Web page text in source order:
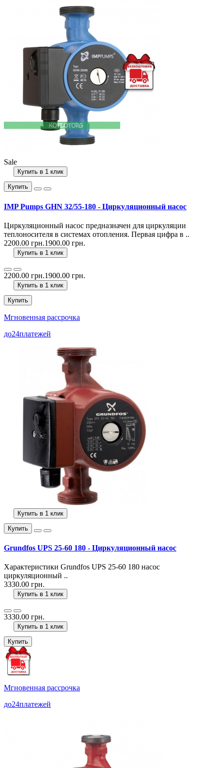
Sale
Купить в 1 клик
Купить
IMP Pumps GHN 32/55-180 - Циркуляционный насос
Циркуляционный насос предназначен для циркуляции
теплоносителя в системах отопления. Первая цифра в ..
2200.00 грн.1900.00 грн.
Купить в 1 клик
2200.00 грн.1900.00 грн.
Купить в 1 клик
Купить
Мгновенная рассрочка
до24платежей
Купить в 1 клик
Купить
Grundfos UPS 25-60 180 - Циркуляционный насос
Характеристики Grundfos UPS 25-60 180 насос
циркуляционный ..
3330.00 грн.
Купить в 1 клик
3330.00 грн.
Купить в 1 клик
Купить
Мгновенная рассрочка
до24платежей